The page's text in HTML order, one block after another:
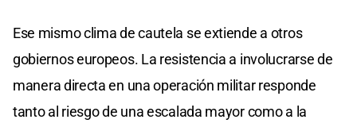
Ese mismo clima de cautela se extiende a otros
gobiernos europeos. La resistencia a involucrarse de
manera directa en una operación militar responde
tanto al riesgo de una escalada mayor como a la